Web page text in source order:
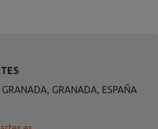
GRANADA, ESPAÑA